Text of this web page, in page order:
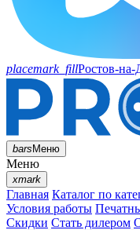
placemark_fillРостов-
barsМеню
Меню
xmark
Главная Каталог по
Условия работы
Скидки Стать дилером